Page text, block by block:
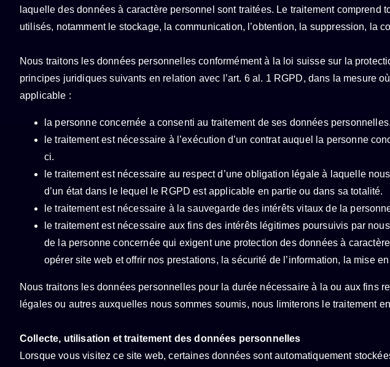
laquelle des données à caractère personnel sont traitées. Le traitement
utilisés, notamment le stockage, la communication, l’obtention, la suppression, la
Nous traitons les données personnelles conformément à la loi suisse sur la
principes juridiques suivants en relation avec l’art. 6 al. 1 RGPD, dans la mesure
applicable :
la personne concernée a consenti au traitement de ses données personnelles.
le traitement est nécessaire à l’exécution d’un contrat auquel la personne
ci.
le traitement est nécessaire au respect d’une obligation légale à laquelle
d’un état dans le lequel le RGPD est applicable en partie ou dans sa totalité.
le traitement est nécessaire à la sauvegarde des intérêts vitaux de la
le traitement est nécessaire aux fins des intérêts légitimes poursuivis par
de la personne concernée qui exigent une protection des données à
opérer site web et offrir nos prestations, la sécurité de l’information, la mise
Nous traitons les données personnelles pour la durée nécessaire à la ou aux fins
légales ou autres auxquelles nous sommes soumis, nous limiterons le traitement
Collecte, utilisation et traitement des données personnelles
Lorsque vous visitez ce site web, certaines données sont automatiquement